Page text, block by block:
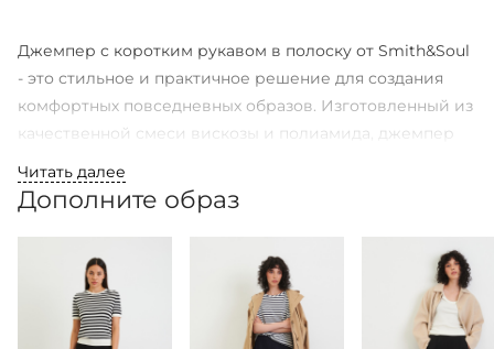
Джемпер с коротким рукавом в полоску от Smith&Soul
- это стильное и практичное решение для создания
комфортных повседневных образов. Изготовленный из
качественной смеси вискозы и полиамида, джемпер
износостойкостью. Классический рисунок в полоску
придает модели универсальность, позволяя легко
комбинировать ее с различными элементами
гардероба. Интересный акцент добавляет небольшая
брендированная вышивка лого на спинке у линии
выреза. Джемпер прекрасно подойдет для офиса,
Читать далее
Дополните образ